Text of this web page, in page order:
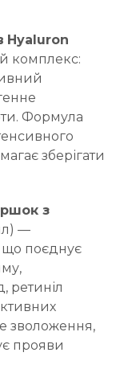
Hyaluron
комплекс:
Формула
зберігати
з
—
що поєднує
ретиніл
зволоження,
прояви